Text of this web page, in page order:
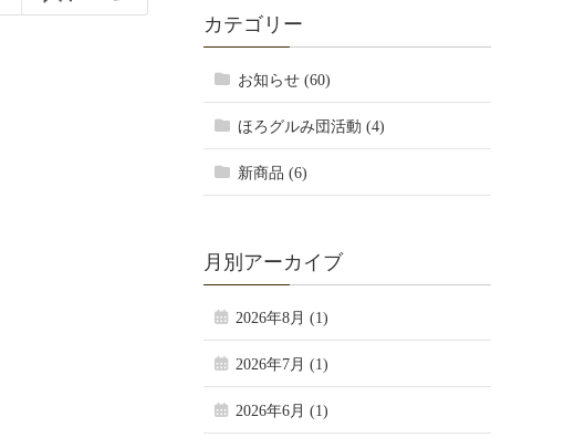
カテゴリー
お知らせ (60)
ほろグルみ団活動 (4)
新商品 (6)
月別アーカイブ
2026年8月 (1)
2026年7月 (1)
2026年6月 (1)